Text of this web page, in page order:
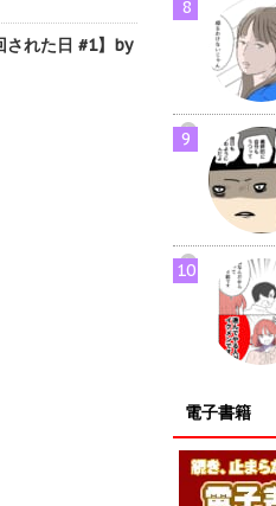
された日 #1】by
電子書籍